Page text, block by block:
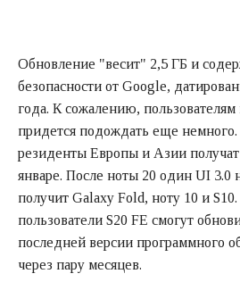
Обновление "весит" 2,5 ГБ и
безопасности от Google,
года. К сожалению, пользователям
придется подождать еще немного.
резиденты Европы и Азии
январе. После ноты 20 один UI 3.0
получит Galaxy Fold, ноту 10 и
пользователи S20 FE смогут
последней версии программного
через пару месяцев.